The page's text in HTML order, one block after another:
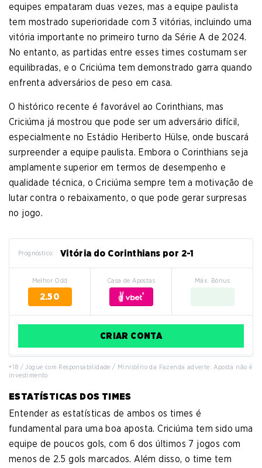
equipes empataram duas vezes, mas a equipe paulista
tem mostrado superioridade com 3 vitórias, incluindo uma
vitória importante no primeiro turno da Série A de 2024.
No entanto, as partidas entre esses times costumam ser
equilibradas, e o Criciúma tem demonstrado garra quando
enfrenta adversários de peso em casa.
O histórico recente é favorável ao Corinthians, mas
Criciúma já mostrou que pode ser um adversário difícil,
especialmente no Estádio Heriberto Hülse, onde buscará
surpreender a equipe paulista. Embora o Corinthians seja
amplamente superior em termos de desempenho e
qualidade técnica, o Criciúma sempre tem a motivação de
lutar contra o rebaixamento, o que pode gerar surpresas
no jogo.
Prognóstico: Vitória do Corinthians por 2-1
Melhor Odd
2.50
Casa de Apostas Máx. Bônus
CRIAR CONTA
+18 / Jogue com Responsabilidade / Ministério da Fazenda adverte: Aposta não é
investimento
ESTATÍSTICAS DOS TIMES
Entender as estatísticas de ambos os times é
fundamental para uma boa aposta. Criciúma tem sido uma
equipe de poucos gols, com 6 dos últimos 7 jogos com
menos de 2.5 gols marcados. Além disso, o time tem